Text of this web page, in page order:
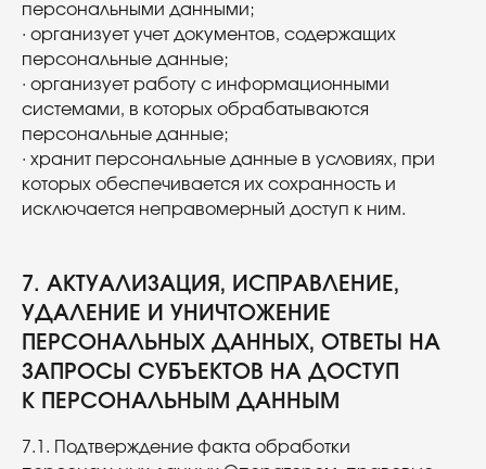
персональными данными;
· организует учет документов, содержащих
персональные данные;
· организует работу с информационными
системами, в которых обрабатываются
персональные данные;
· хранит персональные данные в условиях, при
которых обеспечивается их сохранность и
исключается неправомерный доступ к ним.
7. АКТУАЛИЗАЦИЯ, ИСПРАВЛЕНИЕ,
УДАЛЕНИЕ И УНИЧТОЖЕНИЕ
ПЕРСОНАЛЬНЫХ ДАННЫХ, ОТВЕТЫ НА
ЗАПРОСЫ СУБЪЕКТОВ НА ДОСТУП
К ПЕРСОНАЛЬНЫМ ДАННЫМ
7.1. Подтверждение факта обработки
ул. фадеева, д. 5, кв. 22
инн 2320238493, огрн 1162366052705
8 800 700 93 20 (горячая линия) gastreet —
услуги оказывает общество с ограниченной
ответственностью «сирокко»
оферта детского кемпа
персональных данных
согласие на обработку
согласие на получение
рассылки
согласие на размещение
отзывов
способы оплаты